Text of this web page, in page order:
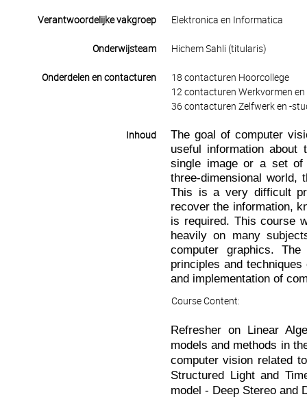
Verantwoordelijke vakgroep Elektronica en Informatica
Onderwijsteam Hichem Sahli (titularis)
Onderdelen en contacturen
18 contacturen Hoorcollege
12 contacturen Werkvormen en
36 contacturen Zelfwerk en -
Inhoud
The goal of computer
useful information
single image or a set of
three-dimensional world,
This is a very difficult
recover the information,
is required. This course
heavily on many
computer graphics.
principles and
and implementation of
Course Content:
Refresher on Linear
models and methods in
computer vision related
Structured Light and
model - Deep Stereo and